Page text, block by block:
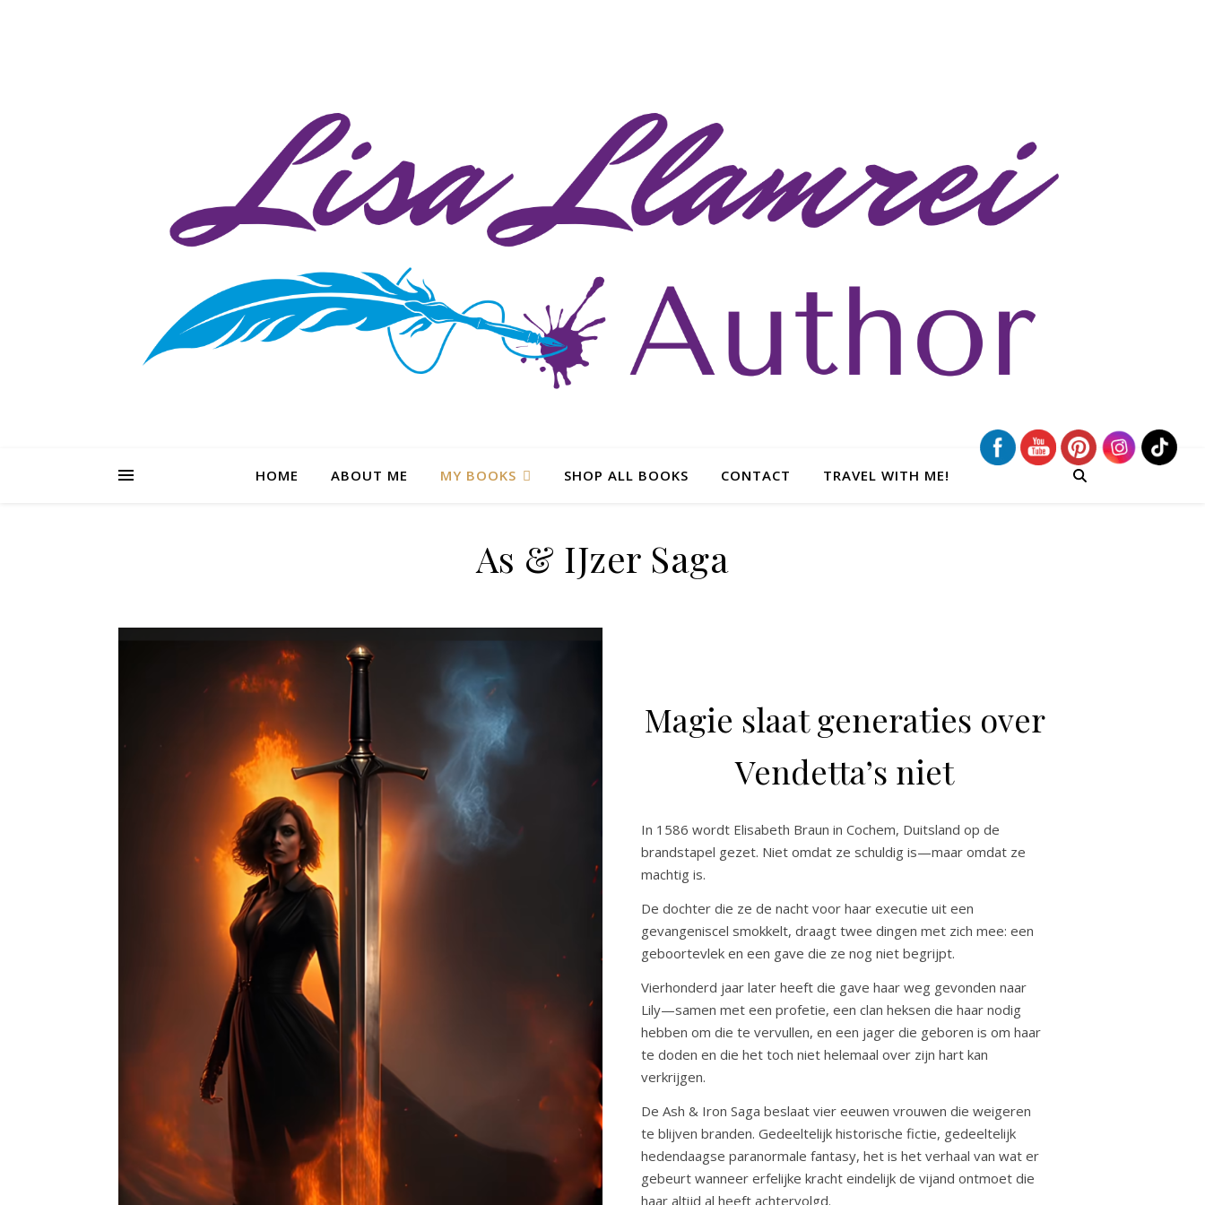
HOME ABOUT ME MY BOOKS SHOP ALL BOOKS CONTACT TRAVEL WITH ME!
As & IJzer Saga
Magie slaat generaties over
Vendetta’s niet
In 1586 wordt Elisabeth Braun in Cochem, Duitsland op de
brandstapel gezet. Niet omdat ze schuldig is—maar omdat ze
machtig is.
De dochter die ze de nacht voor haar executie uit een
gevangeniscel smokkelt, draagt twee dingen met zich mee: een
geboortevlek en een gave die ze nog niet begrijpt.
Vierhonderd jaar later heeft die gave haar weg gevonden naar
Lily—samen met een profetie, een clan heksen die haar nodig
hebben om die te vervullen, en een jager die geboren is om haar
te doden en die het toch niet helemaal over zijn hart kan
verkrijgen.
De Ash & Iron Saga beslaat vier eeuwen vrouwen die weigeren
te blijven branden. Gedeeltelijk historische fictie, gedeeltelijk
hedendaagse paranormale fantasy, het is het verhaal van wat er
gebeurt wanneer erfelijke kracht eindelijk de vijand ontmoet die
haar altijd al heeft achtervolgd.